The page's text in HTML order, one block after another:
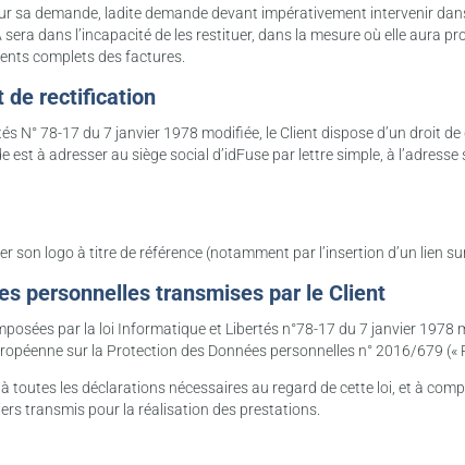
sa demande, ladite demande devant impérativement intervenir
dans l’incapacité de les restituer, dans la mesure où elle aura
complets des factures.
de rectification
N° 78-17 du 7 janvier 1978 modifiée, le Client dispose d’un droit
à adresser au siège social d’idFuse par lettre simple, à
son logo à titre de référence (notamment par l’insertion d’un lien
personnelles transmises par le Client
par la loi Informatique et Libertés n°78-17 du 7 janvier 1978
sur la Protection des Données personnelles n° 2016/679
toutes les déclarations nécessaires au regard de cette loi, et à
transmis pour la réalisation des prestations.